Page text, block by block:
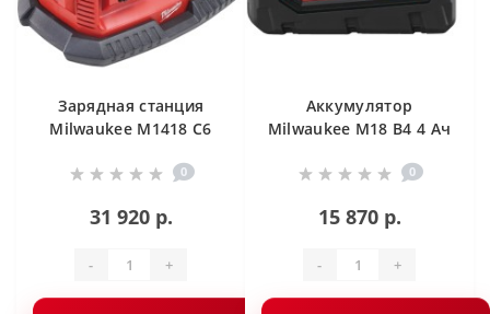
Зарядная станция
Milwaukee M1418 C6
0
31 920 р.
- +
Аккумулятор
Milwaukee M18 B4 4 Ач
0
15 870 р.
- +